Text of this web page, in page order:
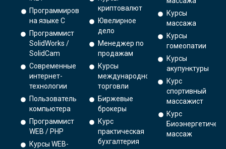
Программирование
на языке С
Программист
SolidWorks /
SolidCam
Современные
интернет-
технологии
Пользователь
компьютера
Программист
WEB / PHP
Курсы WEB-
криптовалют
Ювелирное
дело
Менеджер по
продажам
Курсы
международной
торговли
Биржевые
брокеры
Курс
практическая
бухгалтерия
Курсы
массажа
Курсы
гомеопатии
Курсы
акупунктуры
Курс
спортивный
массажист
Курс
массаж